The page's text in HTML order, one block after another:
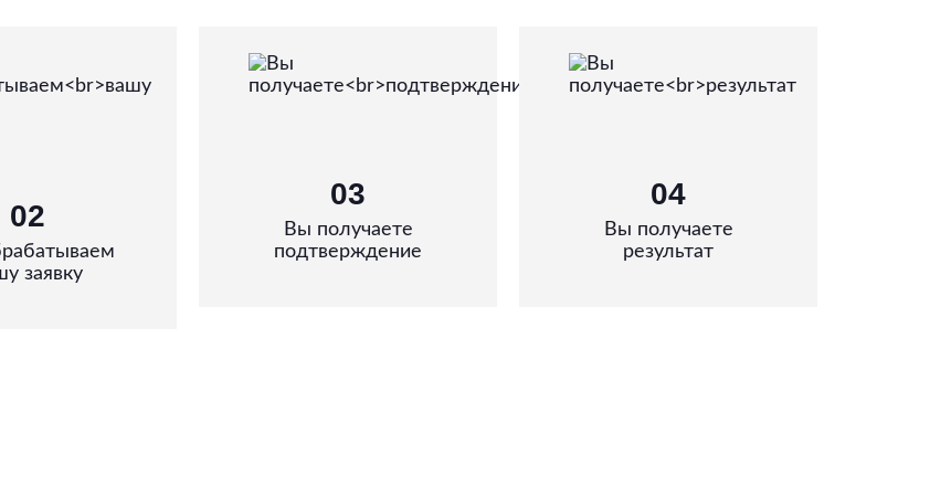
02
заявку
03
Вы получаете
подтверждение
04
Вы получаете
результат